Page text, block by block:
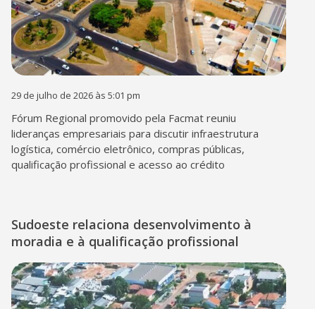
29 de julho de 2026 às 5:01 pm
Fórum Regional promovido pela Facmat reuniu
lideranças empresariais para discutir infraestrutura
logística, comércio eletrônico, compras públicas,
qualificação profissional e acesso ao crédito
Sudoeste relaciona desenvolvimento à
moradia e à qualificação profissional